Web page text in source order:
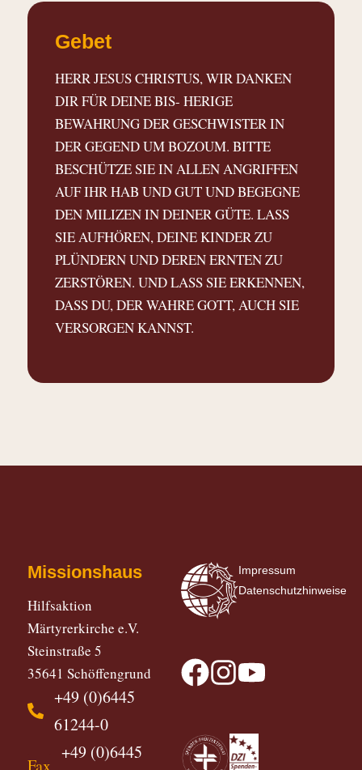
Gebet
HERR JESUS CHRISTUS, WIR DANKEN
DIR FÜR DEINE BIS- HERIGE
BEWAHRUNG DER GESCHWISTER IN
DER GEGEND UM BOZOUM. BITTE
BESCHÜTZE SIE IN ALLEN ANGRIFFEN
AUF IHR HAB UND GUT UND BEGEGNE
DEN MILIZEN IN DEINER GÜTE. LASS
SIE AUFHÖREN, DEINE KINDER ZU
PLÜNDERN UND DEREN ERNTEN ZU
ZERSTÖREN. UND LASS SIE ERKENNEN,
DASS DU, DER WAHRE GOTT, AUCH SIE
VERSORGEN KANNST.
Missionshaus
Hilfsaktion
Märtyrerkirche e.V.
Steinstraße 5
35641 Schöffengrund
+49 (0)6445
61244-0
+49 (0)6445
Impressum
Datenschutzhinweise